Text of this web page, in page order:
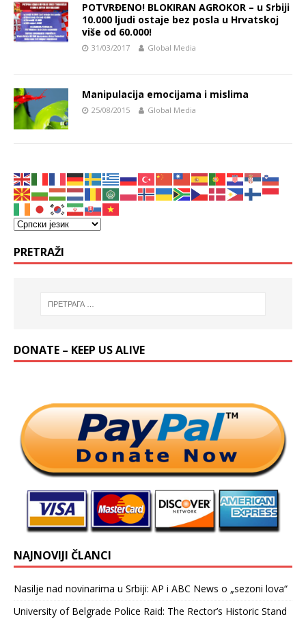
POTVRĐENO! BLOKIRAN AGROKOR – u Srbiji
10.000 ljudi ostaje bez posla u Hrvatskoj
više od 60.000!
31/03/2017 Global Media
Manipulacija emocijama i mislima
25/08/2015 Global Media
PRETRAŽI
DONATE – KEEP US ALIVE
NAJNOVIJI ČLANCI
Nasilje nad novinarima u Srbiji: AP i ABC News o „sezoni lova“
University of Belgrade Police Raid: The Rector’s Historic Stand